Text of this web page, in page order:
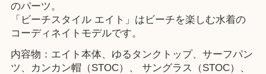
のパーツ。
「ビーチスタイル エイト」はビーチを楽しむ水着の
コーディネイトモデルです。
内容物：エイト本体、ゆるタンクトップ、サーフパン
ツ、カンカン帽（STOC）、 サングラス（STOC）、